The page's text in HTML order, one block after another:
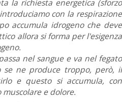
la richiesta energetica (sforzo
con la respirazione
accumula idrogeno che deve
allora si forma per l'esigenza
nel sangue e va nel fegato
se ne produce troppo, però, il
e questo si accumula, con
e dolore.